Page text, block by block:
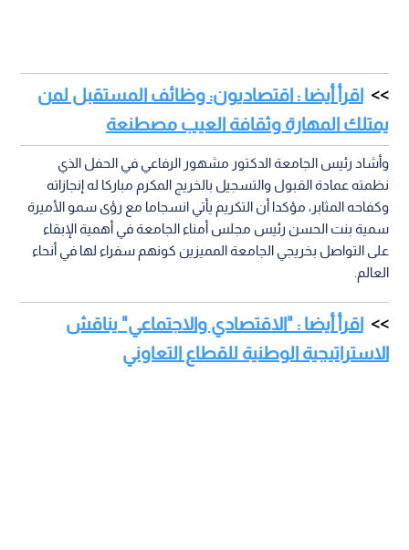
اقرأ أيضا : اقتصاديون: وظائف المستقبل لمن
يمتلك المهارة وثقافة العيب مصطنعة
وأشاد رئيس الجامعة الدكتور مشهور الرفاعي في الحفل الذي
نظمته عمادة القبول والتسجيل بالخريج المكرم مباركا له إنجازاته
وكفاحه المثابر، مؤكدا أن التكريم يأتي انسجاما مع رؤى سمو الأميرة
سمية بنت الحسن رئيس مجلس أمناء الجامعة في أهمية الإبقاء
على التواصل بخريجي الجامعة المميزين كونهم سفراء لها في أنحاء
العالم.
اقرأ أيضا : "الاقتصادي والاجتماعي" يناقش
الاستراتيجية الوطنية للقطاع التعاوني